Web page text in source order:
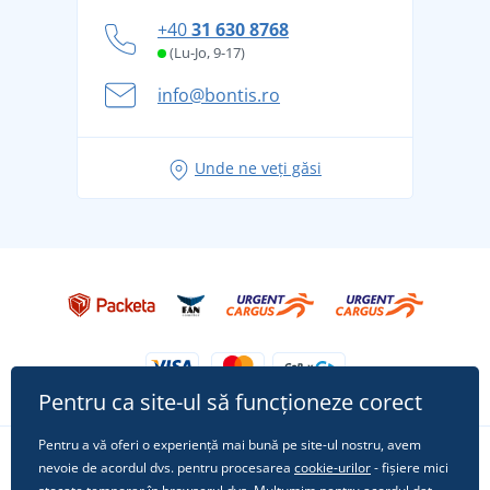
și în siguranță
Aventura de vară începe cu bagajul - pregătiți-vă
pentru vacanță fără griji
Tricoul preferat City în rol principal: ținute pentru
+4031 630 8768
(Lu-Jo, 9-17)
info@bontis.ro
Unde ne veți găsi
Urmărește-ne pe rețelele sociale
Pentru ca site-ul să funcționeze corect
Pentru a vă oferi o experiență mai bună pe site-ul nostru, avem
nevoie de acordul dvs. pentru procesarea cookie-urilor- fișiere mici